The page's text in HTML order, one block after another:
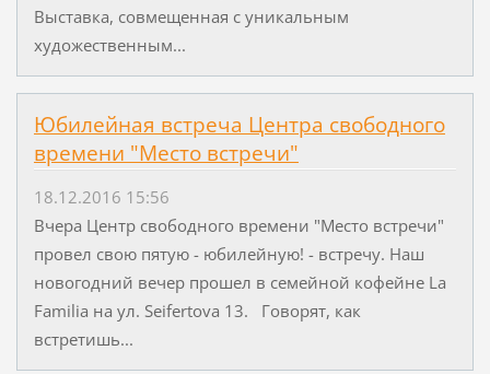
Выставка, совмещенная с уникальным
художественным...
Юбилейная встреча Центра свободного
времени "Место встречи"
18.12.2016 15:56
Вчера Центр свободного времени "Место встречи"
провел свою пятую - юбилейную! - встречу. Наш
новогодний вечер прошел в семейной кофейне La
Familia на ул. Seifertova 13. Говорят, как
встретишь...